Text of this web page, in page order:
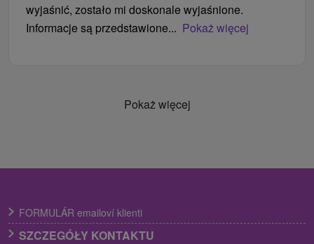
wyjaśnić, zostało mi doskonale wyjaśnione.
Informacje są przedstawione... Pokaż więcej
Pokaż więcej
FORMULÁR emailoví klienti
SZCZEGÓŁY KONTAKTU